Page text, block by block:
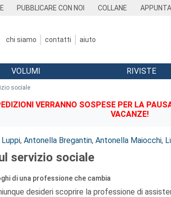
PUBBLICARE CON NOI COLLANE
chi siamo contatti aiuto
VOLUMI RIVISTE
sociale
VERRANNO SOSPESE PER LA
VACANZE!
Luppi, Antonella Bregantin, Antonella Maiocchi,
servizio sociale
di una professione che cambia
desideri scoprire la professione di